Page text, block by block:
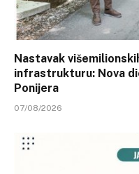
Nastavak
infrastrukturu: Nova
Ponijera
07/08/2026